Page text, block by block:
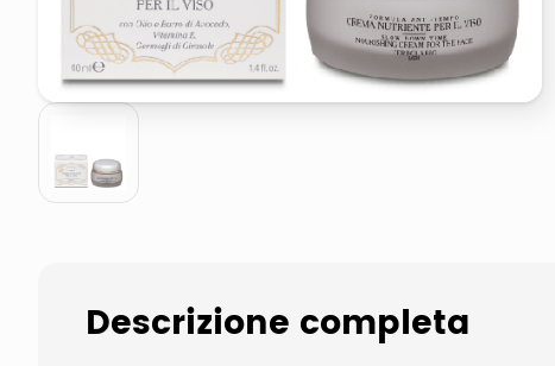
Descrizione completa